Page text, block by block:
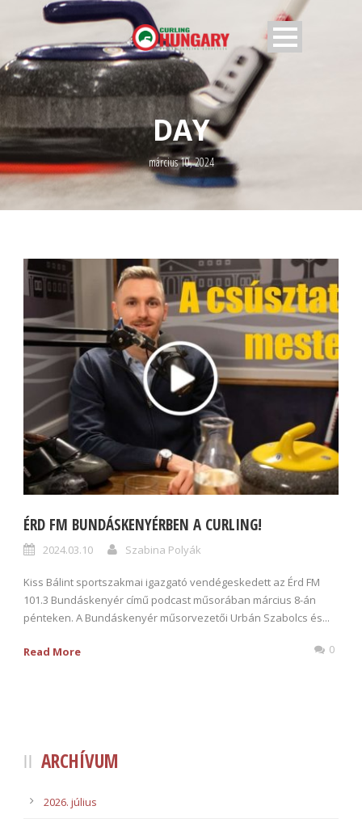
DAY
március 10, 2024
ÉRD FM BUNDÁSKENYÉRBEN A CURLING!
2024.03.10 Szabina Polyák
Kiss Bálint sportszakmai igazgató vendégeskedett az Érd FM
101.3 Bundáskenyér című podcast műsorában március 8-án
pénteken. A Bundáskenyér műsorvezetői Urbán Szabolcs és...
Read More 0
ARCHÍVUM
2026. július